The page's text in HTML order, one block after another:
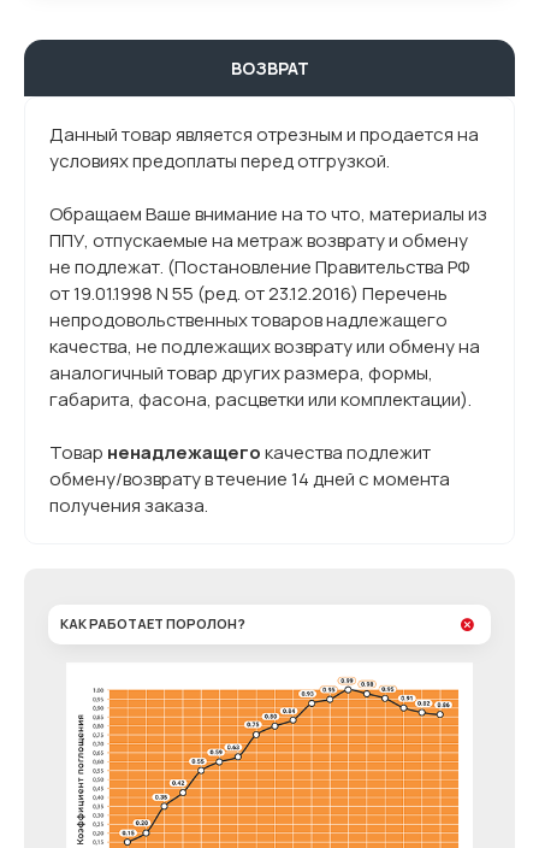
КАК РАБОТАЕТ ПОРОЛОН?
ВОЗВРАТ
Данный товар является отрезным и продается на
условиях предоплаты перед отгрузкой.
Обращаем Ваше внимание на то что, материалы из
ППУ, отпускаемые на метраж возврату и обмену
не подлежат. (Постановление Правительства РФ
от 19.01.1998 N 55 (ред. от 23.12.2016) Перечень
непродовольственных товаров надлежащего
качества, не подлежащих возврату или обмену на
аналогичный товар других размера, формы,
габарита, фасона, расцветки или комплектации).
Товар ненадлежащегокачества подлежит
обмену/возврату в течение 14 дней с момента
получения заказа.